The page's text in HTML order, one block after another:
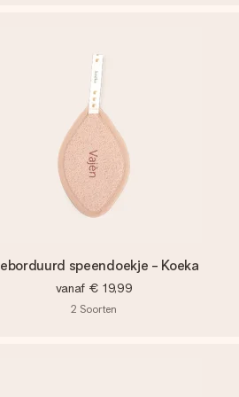
speendoekje - Koeka
vanaf € 19,99
2 Soorten